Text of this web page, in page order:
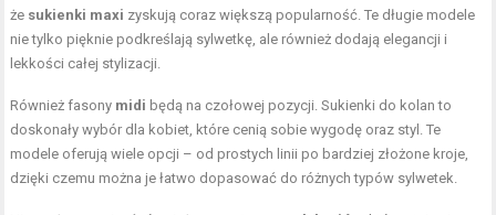
że sukienki maxi zyskują coraz większą popularność. Te długie modele
nie tylko pięknie podkreślają sylwetkę, ale również dodają elegancji i
lekkości całej stylizacji.
Również fasony midi będą na czołowej pozycji. Sukienki do kolan to
doskonały wybór dla kobiet, które cenią sobie wygodę oraz styl. Te
modele oferują wiele opcji – od prostych linii po bardziej złożone kroje,
dzięki czemu można je łatwo dopasować do różnych typów sylwetek.